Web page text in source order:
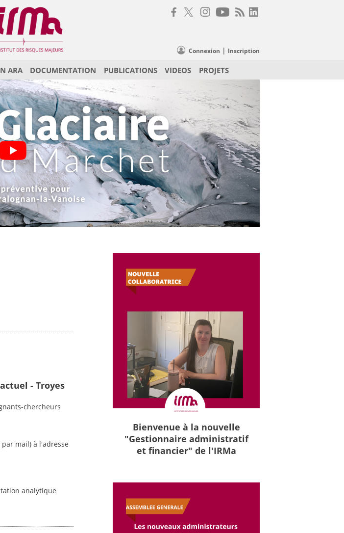
Connexion | Inscription
ARA DOCUMENTATION PUBLICATIONS VIDEOS PROJETS
- Troyes
chercheurs
mail) à l'adresse
analytique
Bienvenue à la nouvelle
"Gestionnaire administratif
et financier" de l'IRMa